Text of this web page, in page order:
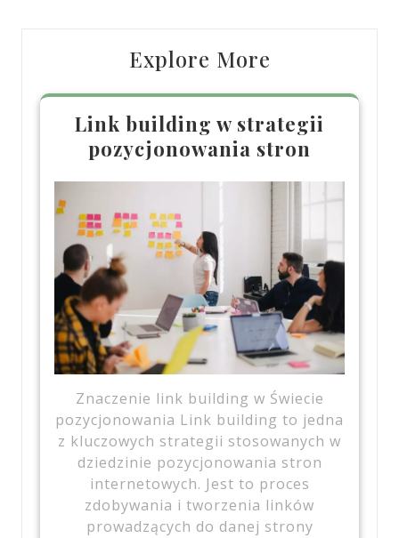
Explore More
Link building w strategii
pozycjonowania stron
Znaczenie link building w Świecie
pozycjonowania Link building to jedna
z kluczowych strategii stosowanych w
dziedzinie pozycjonowania stron
internetowych. Jest to proces
zdobywania i tworzenia linków
prowadzących do danej strony